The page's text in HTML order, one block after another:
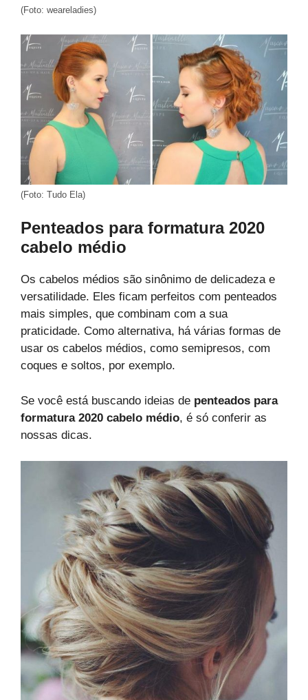
(Foto: weareladies)
(Foto: Tudo Ela)
Penteados para formatura 2020
cabelo médio
Os cabelos médios são sinônimo de delicadeza e
versatilidade. Eles ficam perfeitos com penteados
mais simples, que combinam com a sua
praticidade. Como alternativa, há várias formas de
usar os cabelos médios, como semipresos, com
coques e soltos, por exemplo.
Se você está buscando ideias de penteados para
formatura 2020 cabelo médio, é só conferir as
nossas dicas.